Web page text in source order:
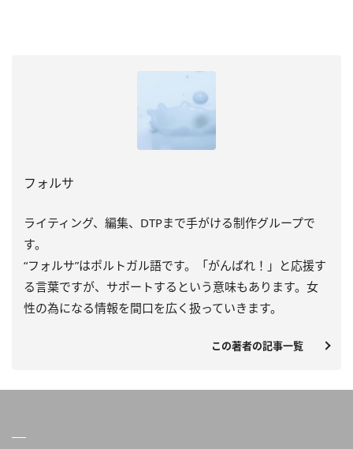
フォルサ
ライティング、編集、DTPまで手がける制作グループで
す。
“フォルサ”はポルトガル語です。「がんばれ！」と応援す
る言葉ですが、サポートするという意味もあります。女
性の為になる情報を間口を広く扱っていきます。
この著者の記事一覧